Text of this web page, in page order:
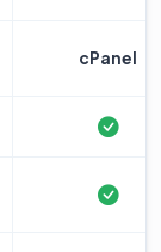
cPanel